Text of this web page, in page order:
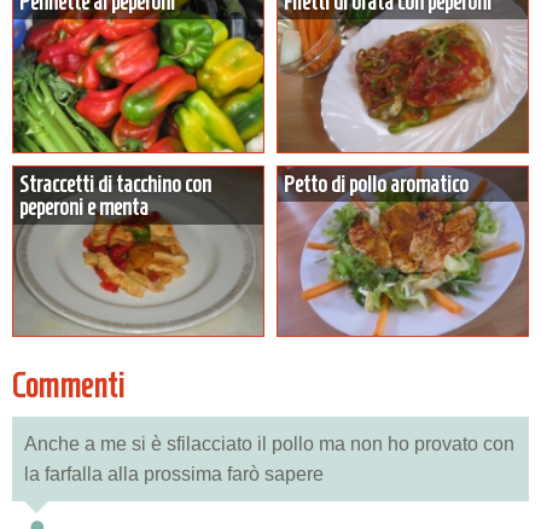
Straccetti di tacchino con
peperoni e menta
Petto di pollo aromatico
Commenti
Anche a me si è sfilacciato il pollo ma non ho provato con
la farfalla alla prossima farò sapere